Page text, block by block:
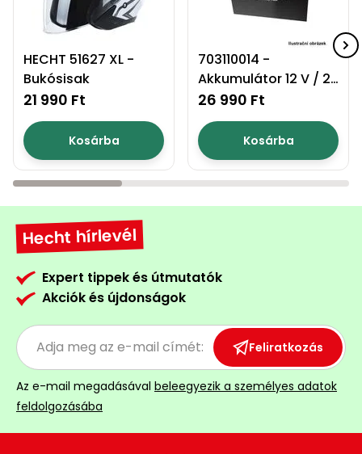
HECHT 51627 XL -
Bukósisak
21 990 Ft
Kosárba
703110014 -
Akkumulátor 12 V / 20
Ah
26 990 Ft
Kosárba
Hecht hírlevél
Expert tippek és útmutatók
Akciók és újdonságok
Feliratkozás
Az e-mail megadásával beleegyezik a személyes adatok
feldolgozásába